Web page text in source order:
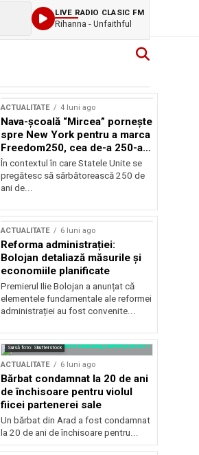
LIVE RADIO CLASIC FM
Rihanna - Unfaithful
ACTUALITATE 4 luni ago
Nava-școală “Mircea” pornește
spre New York pentru a marca
Freedom250, cea de-a 250-a
aniversare a Statelor Unite
În contextul în care Statele Unite se
pregătesc să sărbătorească 250 de
ani de...
ACTUALITATE 6 luni ago
Reforma administrației:
Bolojan detaliază măsurile și
economiile planificate
Premierul Ilie Bolojan a anunțat că
elementele fundamentale ale reformei
administrației au fost convenite...
Sursă foto: Shutterstock
ACTUALITATE 6 luni ago
Bărbat condamnat la 20 de ani
de închisoare pentru violul
fiicei partenerei sale
Un bărbat din Arad a fost condamnat
la 20 de ani de închisoare pentru...